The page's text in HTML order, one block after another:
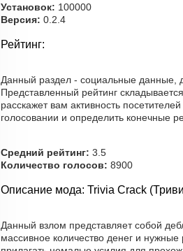
Установок: 100000
Версия: 0.2.4
Рейтинг:
Данный раздел - социальные данные,
Представленный рейтинг
расскажет вам активность
голосовании и определить конечные
Средний рейтинг: 3.5
Количество голосов: 8900
Описание мода: Trivia Crack
Данный взлом представляет собой
массивное количество денег и